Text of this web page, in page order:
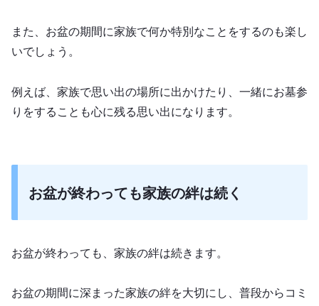
また、お盆の期間に家族で何か特別なことをするのも楽し
いでしょう。
例えば、家族で思い出の場所に出かけたり、一緒にお墓参
りをすることも心に残る思い出になります。
お盆が終わっても家族の絆は続く
お盆が終わっても、家族の絆は続きます。
お盆の期間に深まった家族の絆を大切にし、普段からコミ